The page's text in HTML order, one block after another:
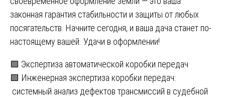
законная гарантия стабильности и защиты от любых
посягательств. Начните сегодня, и ваша дача станет по-
настоящему вашей. Удачи в оформлении!
Навигация
по
🟩 Экспертиза автоматической коробки передач
🟩 Инженерная экспертиза коробки передач:
системный анализ дефектов трансмиссий в судебной